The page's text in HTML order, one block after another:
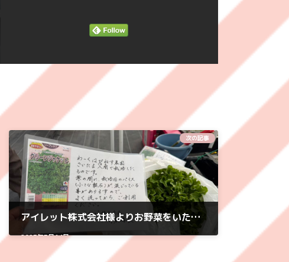
次の記事
アイレット株式会社様よりお野菜をいただきました！
2025年5月14日